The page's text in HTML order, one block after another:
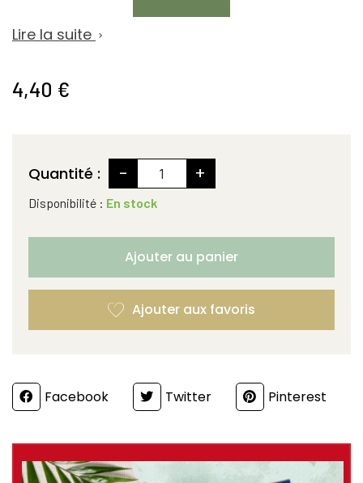
Lire la suite 
4,40 €
Quantité : - +
Disponibilité : En stock
Ajouter au panier
PartagerFacebook Twitter Pinterest